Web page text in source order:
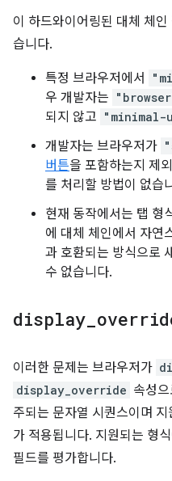
이 하드와이어링된 대체 체
습니다.
특정 브라우저에서
우 개발자는
되지 않고 "minimal-
개발자는 브라우저가
버튼을 포함하는지 제
를 처리할 방법이 없습
현재 동작에서는 탭 형
에 대체 체인에서 자연
과 호환되는 방식으로
수 없습니다.
display
이러한 문제는 브라우저가
display_override 속성
주되는 문자열 시퀀스이며
가 적용됩니다. 지원되는 형
필드를 평가합니다.